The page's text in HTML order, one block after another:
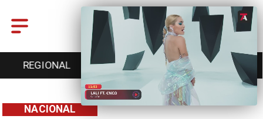
ENTRETENCIÓN DEPORTES CULTURA
NACIONAL